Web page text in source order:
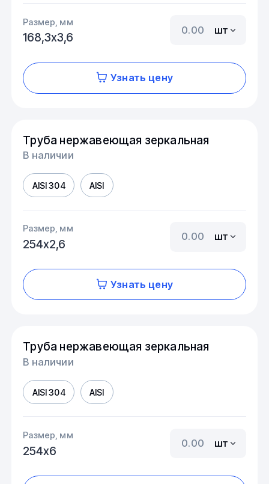
Размер, мм
168,3х3,6
шт
Узнать цену
Труба нержавеющая зеркальная
В наличии
AISI 304 AISI
Размер, мм
254х2,6
шт
Узнать цену
Труба нержавеющая зеркальная
В наличии
AISI 304 AISI
Размер, мм
254х6
шт